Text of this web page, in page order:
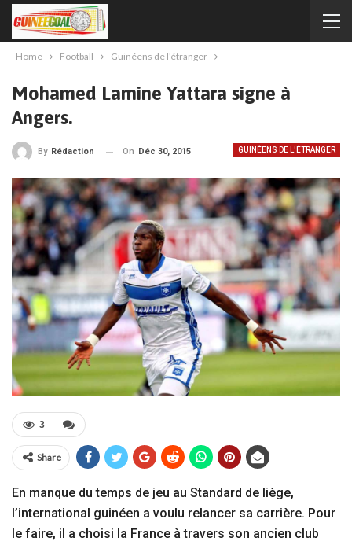
Home Football Guinéens de l'étranger
Mohamed Lamine Yattara signe à
Angers.
GUINÉENS DE L'ÉTRANGER
By Rédaction On Déc 30, 2015
3
Share
En manque du temps de jeu au Standard de liège,
l’international guinéen a voulu relancer sa carrière. Pour
le faire, il a choisi la France à travers son ancien club